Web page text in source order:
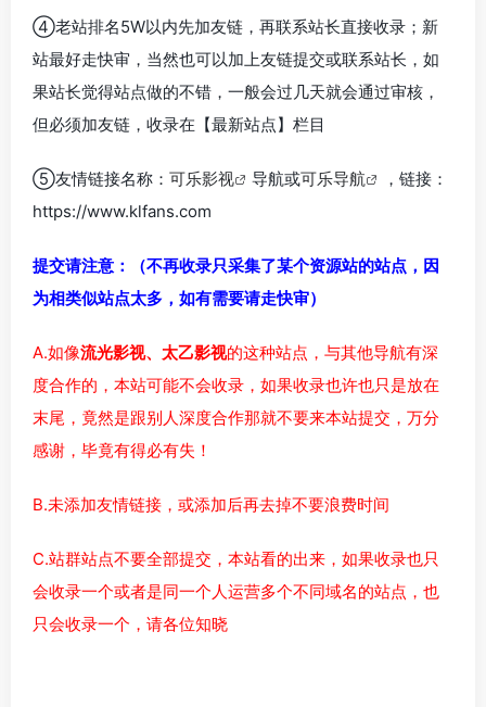
④老站排名5W以内先加友链，再联系站长直接收录；新
站最好走快审，当然也可以加上友链提交或联系站长，如
果站长觉得站点做的不错，一般会过几天就会通过审核，
但必须加友链，收录在【最新站点】栏目
⑤友情链接名称： 可乐影视 导航或可乐导航
，链接：
https://www.klfans.com
提交请注意：（不再收录只采集了某个资源站的站点，因
为相类似站点太多，如有需要请走快审）
A.如像流光影视、太乙影视的这种站点，与其他导航有深
度合作的，本站可能不会收录，如果收录也许也只是放在
末尾，竟然是跟别人深度合作那就不要来本站提交，万分
感谢，毕竟有得必有失！
B.未添加友情链接，或添加后再去掉不要浪费时间
C.站群站点不要全部提交，本站看的出来，如果收录也只
会收录一个或者是同一个人运营多个不同域名的站点，也
只会收录一个，请各位知晓